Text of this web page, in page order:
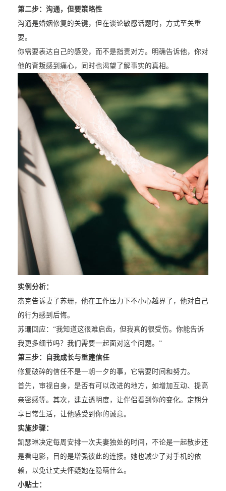
第二步：沟通，但要策略性
沟通是婚姻修复的关键，但在谈论敏感话题时，方式至关重
要。
你需要表达自己的感受，而不是指责对方。明确告诉他，你对
他的背叛感到痛心，同时也渴望了解事实的真相。
实例分析：
杰克告诉妻子苏珊，他在工作压力下不小心越界了，他对自己
的行为感到后悔。
苏珊回应：“我知道这很难启齿，但我真的很受伤。你能告诉
我更多细节吗？我们需要一起面对这个问题。”
第三步：自我成长与重建信任
修复破碎的信任不是一朝一夕的事，它需要时间和努力。
首先，审视自身，是否有可以改进的地方，如增加互动、提高
亲密感等。其次，建立透明度，让伴侣看到你的变化。定期分
享日常生活，让他感受到你的诚意。
实施步骤：
凯瑟琳决定每周安排一次夫妻独处的时间，不论是一起散步还
是看电影，目的是增强彼此的连接。她也减少了对手机的依
赖，以免让丈夫怀疑她在隐瞒什么。
小贴士：